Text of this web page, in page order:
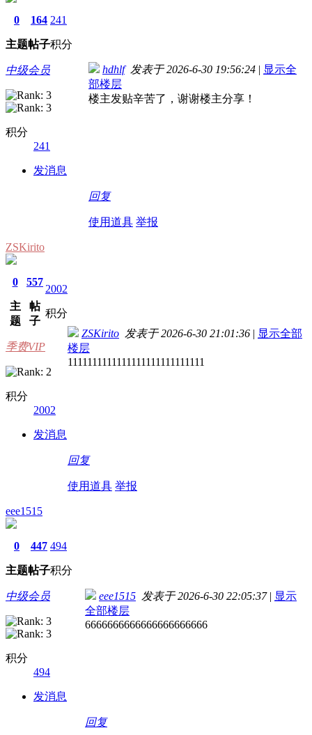
0
主题
164
帖子
241
积分
中级会员
积分
241
发消息
hdhlf发表于 2026-6-30 19:56:24 | 显示全
部楼层
楼主发贴辛苦了，谢谢楼主分享！
回复
使用道具 举报
ZSKirito
0
主
题
557
帖
子
2002
积分
季费VIP
积分
2002
发消息
ZSKirito 发表于 2026-6-30 21:01:36 | 显示全部
楼层
1111111111111111111111111111
回复
使用道具 举报
eee1515
0
主题
447
帖子
494
积分
中级会员
积分
494
发消息
eee1515 发表于 2026-6-30 22:05:37 | 显示
全部楼层
6666666666666666666666
回复